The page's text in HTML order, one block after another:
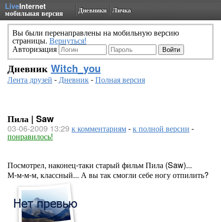
LiveInternet
мобильная версия Дневники Личка
Вы были перенаправлены на мобильную версию
страницы. Вернуться!
Авторизация
Дневник Witch_you
Лента друзей -Дневник-Полная версия
Пила | Saw
03-06-2009 13:29 к комментариям-к полной версии -
понравилось!
Посмотрел, наконец-таки старый фильм Пила (Saw)...
М-м-м-м, классный... А вы так смогли себе ногу отпилить?